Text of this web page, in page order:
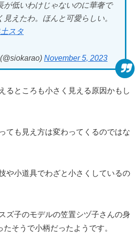
が低いわけじゃないのに華奢で
見えたわ。ほんと可愛らしい。
スタ
November 5, 2023
るところも小さく見える原因かもし
ても見え方は変わってくるのではな
や小道具でわざと小さくしているの
ズ子のモデルの笠置シヅ子さんの身
そうで小柄だったようです。